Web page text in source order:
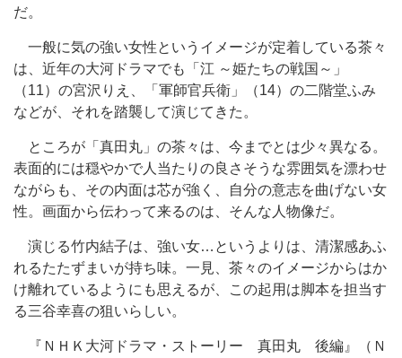
だ。
一般に気の強い女性というイメージが定着している茶々
は、近年の大河ドラマでも「江 ～姫たちの戦国～」
（11）の宮沢りえ、「軍師官兵衛」（14）の二階堂ふみ
などが、それを踏襲して演じてきた。
ところが「真田丸」の茶々は、今までとは少々異なる。
表面的には穏やかで人当たりの良さそうな雰囲気を漂わせ
ながらも、その内面は芯が強く、自分の意志を曲げない女
性。画面から伝わって来るのは、そんな人物像だ。
演じる竹内結子は、強い女…というよりは、清潔感あふ
れるたたずまいが持ち味。一見、茶々のイメージからはか
け離れているようにも思えるが、この起用は脚本を担当す
る三谷幸喜の狙いらしい。
『ＮＨＫ大河ドラマ・ストーリー 真田丸 後編』（Ｎ